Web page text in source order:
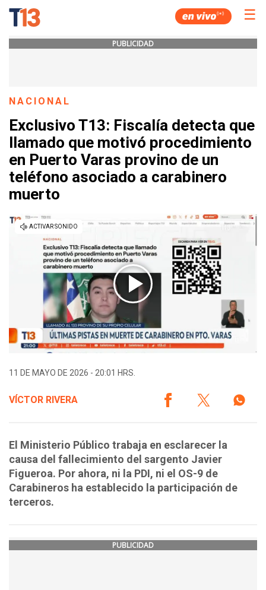
☰
PUBLICIDAD
NACIONAL
Exclusivo T13: Fiscalía detecta que
llamado que motivó procedimiento
en Puerto Varas provino de un
teléfono asociado a carabinero
muerto
11 DE MAYO DE 2026 - 20:01 HRS.
VÍCTOR RIVERA
El Ministerio Público trabaja en esclarecer la
causa del fallecimiento del sargento Javier
Figueroa. Por ahora, ni la PDI, ni el OS-9 de
Carabineros ha establecido la participación de
terceros.
PUBLICIDAD